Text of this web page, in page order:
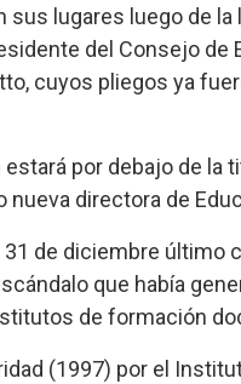
sus lugares luego de
del Consejo
cuyos pliegos ya
por debajo de la
directora de
de diciembre último
que había
de formación
(1997) por el